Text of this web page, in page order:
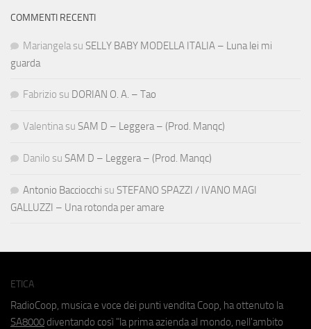
COMMENTI RECENTI
Mariangela su SELLY BABY MODELLA ITALIA – Luna lei mi
guarda
Fabrizio su DORIAN O. A. – Tao
Valentina su SAM D – Leggera – (Prod. Manqc)
Danilo su SAM D – Leggera – (Prod. Manqc)
Antonio Bacciocchi su STEFANO SPAZZI / IVANO MAGI
GALLUZZI – Una rotonda per amare
ETICA
RadioCoop, musica e voce dei punti vendita Coop, ha ottenuto la
SA8000 diventando così "la prima azienda al mondo, nell'ambito